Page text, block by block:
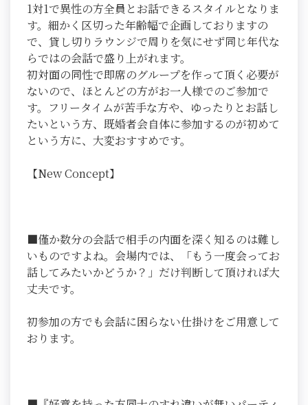
1対1で異性の方全員とお話できるスタイルとなりま
す。細かく区切った年齢幅で企画しておりますの
で、貸し切りラウンジで周りを気にせず同じ年代な
らではの会話で盛り上がれます。
初対面の同性で即席のグループを作って頂く必要が
ないので、ほとんどの方がお一人様でのご参加で
す。フリータイムが苦手な方や、ゆったりとお話し
たいという方、既婚者会自体に参加するのが初めて
という方に、大変おすすめです。
【New Concept】
■僅か数分の会話で相手の内面を深く知るのは難し
いものですよね。会場内では、「もう一度会ってお
話してみたいかどうか？」だけ判断して頂ければ大
丈夫です。
初参加の方でも会話に困らない仕掛けをご用意して
おります。